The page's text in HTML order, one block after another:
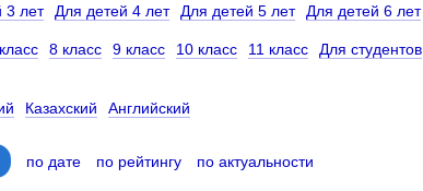
3 лет Для детей 4 лет Для детей 5 лет Для детей 6 лет
8 класс 9 класс 10 класс 11 класс Для студентов
Казахский Английский
по дате по рейтингу по актуальности